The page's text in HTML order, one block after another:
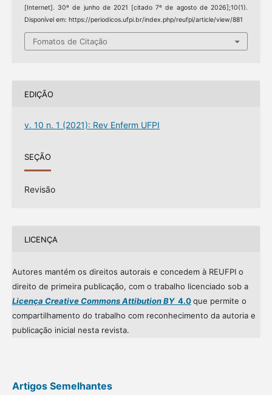
[Internet]. 30º de junho de 2021 [citado 7º de agosto de 2026];10(1).
Disponível em: https://periodicos.ufpi.br/index.php/reufpi/article/view/881
Fomatos de Citação
EDIÇÃO
v. 10 n. 1 (2021): Rev Enferm UFPI
SEÇÃO
Revisão
LICENÇA
Autores mantém os direitos autorais e concedem à REUFPI o
direito de primeira publicação, com o trabalho licenciado sob a
Licença Creative Commons Attibution BY4.0que permite o
compartilhamento do trabalho com reconhecimento da autoria e
publicação inicial nesta revista.
Artigos Semelhantes